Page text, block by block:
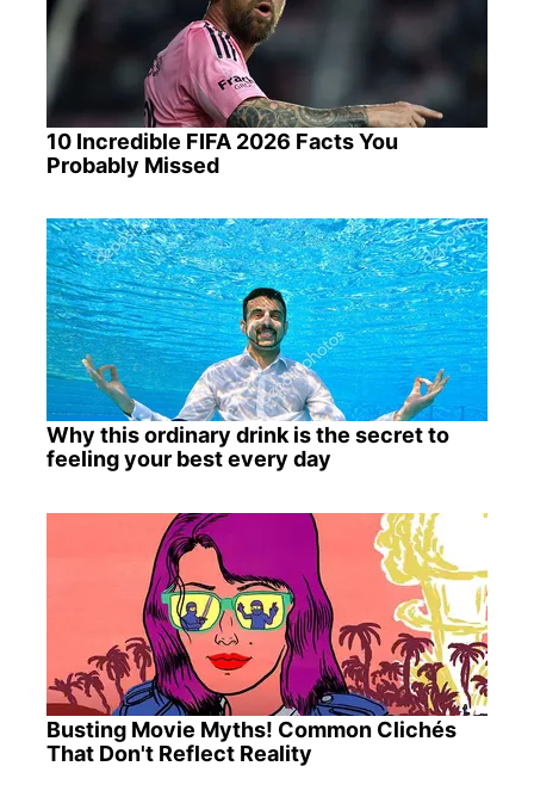
10 Incredible FIFA 2026 Facts You
Probably Missed
Why this ordinary drink is the secret to
feeling your best every day
Busting Movie Myths! Common Clichés
That Don't Reflect Reality